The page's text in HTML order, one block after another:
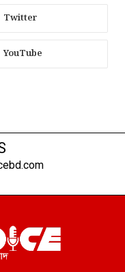
Twitter
YouTube